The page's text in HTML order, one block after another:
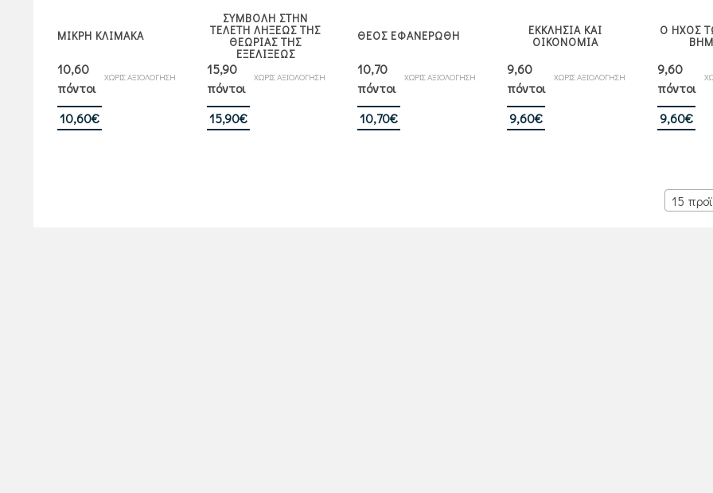
ΜΙΚΡΗ ΚΛΙΜΑΚΑ
ΧΩΡΙΣ ΑΞΙΟΛΟΓΗΣΗ
10,60
πόντοι
10,60€
ΣΥΜΒΟΛΗ ΣΤΗΝ
ΤΕΛΕΤΗ ΛΗΞΕΩΣ ΤΗΣ
ΘΕΩΡΙΑΣ ΤΗΣ
ΕΞΕΛΙΞΕΩΣ
ΧΩΡΙΣ ΑΞΙΟΛΟΓΗΣΗ
15,90
πόντοι
15,90€
ΘΕΟΣ ΕΦΑΝΕΡΩΘΗ
ΧΩΡΙΣ ΑΞΙΟΛΟΓΗΣΗ
10,70
πόντοι
10,70€
ΕΚΚΛΗΣΙΑ ΚΑΙ
ΟΙΚΟΝΟΜΙΑ
ΧΩΡΙΣ ΑΞΙΟΛΟΓΗΣΗ
9,60
πόντοι
9,60€
Ο ΗΧΟΣ
9,60
πόντοι
9,60€